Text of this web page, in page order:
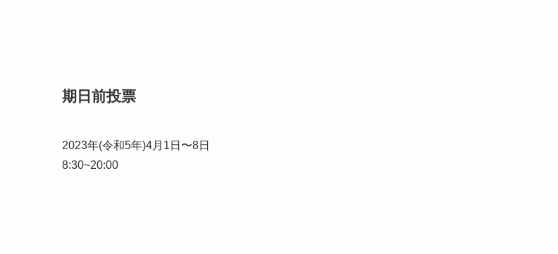
期日前投票
2023年(令和5年)4月1日〜8日
8:30~20:00